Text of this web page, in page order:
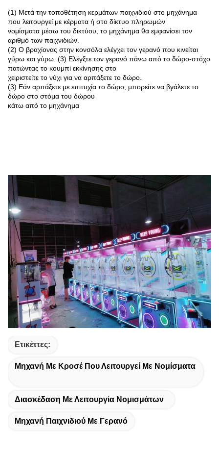
(1) Μετά την τοποθέτηση κερμάτων παιχνιδιού στο μηχάνημα
που λειτουργεί με κέρματα ή στο δίκτυο πληρωμών
νομίσματα μέσω του δικτύου, το μηχάνημα θα εμφανίσει τον
αριθμό των παιχνιδιών.
(2) Ο βραχίονας στην κονσόλα ελέγχει τον γερανό που κινείται
γύρω και γύρω. (3) Ελέγξτε τον γερανό πάνω από το δώρο-στόχο
πατώντας το κουμπί εκκίνησης στο
χειριστείτε το νύχι για να αρπάξετε το δώρο.
(3) Εάν αρπάξετε με επιτυχία το δώρο, μπορείτε να βγάλετε το
δώρο στο στόμα του δώρου
κάτω από το μηχάνημα
Ετικέττες:
Μηχανή Με Κροσέ Που Λειτουργεί Με Νομίσματα
Διασκέδαση Με Λειτουργία Νομισμάτων
Μηχανή Παιχνιδιού Με Γερανό